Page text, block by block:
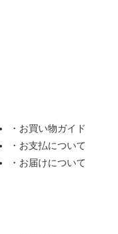
・お買い物ガイド
・お支払について
・お届けについて